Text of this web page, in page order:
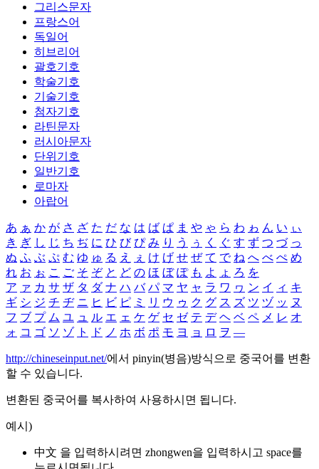
그리스문자
프랑스어
독일어
히브리어
괄호기호
학술기호
기술기호
첨자기호
라틴문자
러시아문자
단위기호
일반기호
로마자
아랍어
あ ぁ か が さ ざ た だ な は ば ぱ ま や ゃ ら わ ゎ ん い ぃ
き ぎ し じ ち ぢ に ひ び ぴ み り う ぅ く ぐ す ず つ づ っ
ぬ ふ ぶ ぷ む ゆ ゅ る え ぇ け げ せ ぜ て で ね へ べ ぺ め
れ お ぉ こ ご そ ぞ と ど の ほ ぼ ぽ も よ ょ ろ を
ア ァ カ サ ザ タ ダ ナ ハ バ パ マ ヤ ャ ラ ワ ヮ ン イ ィ キ
ギ シ ジ チ ヂ ニ ヒ ビ ピ ミ リ ウ ゥ ク グ ス ズ ツ ヅ ッ ヌ
フ ブ プ ム ユ ュ ル エ ェ ケ ゲ セ ゼ テ デ ヘ ベ ペ メ レ オ
ォ コ ゴ ソ ゾ ト ド ノ ホ ボ ポ モ ヨ ョ ロ ヲ ―
http://chineseinput.net/에서 pinyin(병음)방식으로 중국어를 변환
할 수 있습니다.
변환된 중국어를 복사하여 사용하시면 됩니다.
예시)
中文 을 입력하시려면 zhongwen을 입력하시고 space를